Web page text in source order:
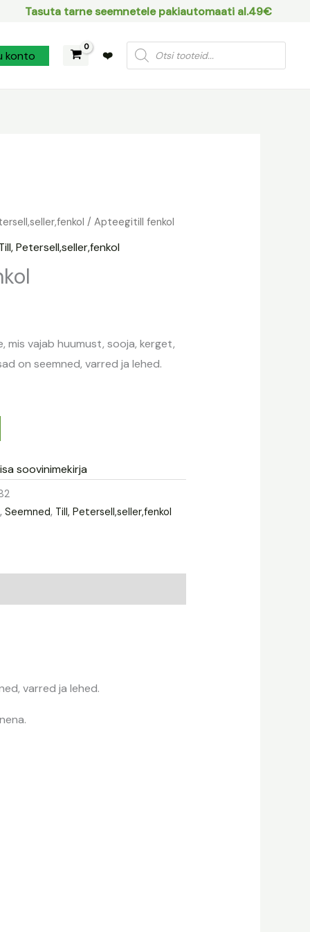
Tasuta tarne seemnetele pakiautomaati al.49€
konto ❤️
Products
search
/ Apteegitill fenkol
Petersell,seller,fenkol
mis vajab huumust, sooja, kerget,
on seemned, varred ja lehed.
soovinimekirja
,Seemned, Till, Petersell,seller,fenkol
varred ja lehed.